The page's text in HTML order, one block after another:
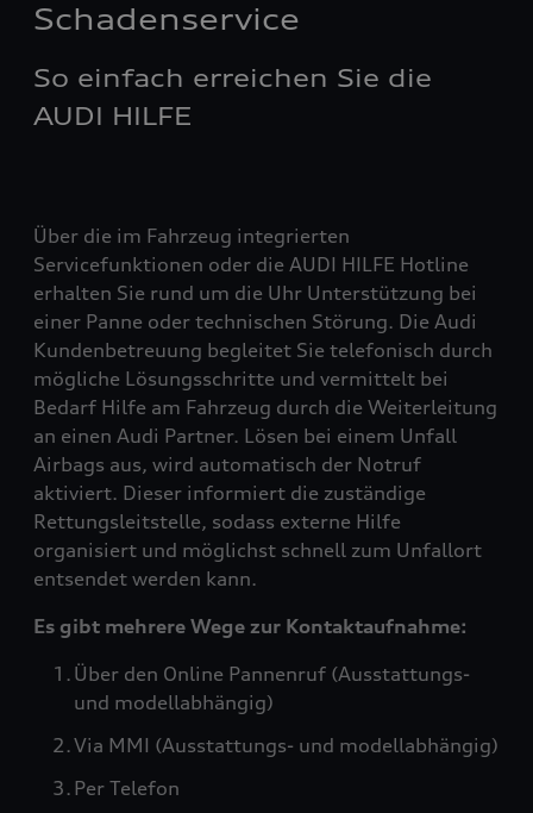
Schadenservice
So einfach erreichen Sie die
AUDI HILFE
Über die im Fahrzeug integrierten
Servicefunktionen oder die AUDI HILFE Hotline
erhalten Sie rund um die Uhr Unterstützung bei
einer Panne oder technischen Störung. Die Audi
Kundenbetreuung begleitet Sie telefonisch durch
mögliche Lösungsschritte und vermittelt bei
Bedarf Hilfe am Fahrzeug durch die Weiterleitung
an einen Audi Partner. Lösen bei einem Unfall
Airbags aus, wird automatisch der Notruf
aktiviert. Dieser informiert die zuständige
Rettungsleitstelle, sodass externe Hilfe
organisiert und möglichst schnell zum Unfallort
entsendet werden kann.
Es gibt mehrere Wege zur Kontaktaufnahme:
Über den Online Pannenruf (Ausstattungs-
und modellabhängig)
Via MMI (Ausstattungs- und modellabhängig)
Per Telefon